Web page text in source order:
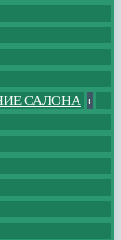
САЛОНА +